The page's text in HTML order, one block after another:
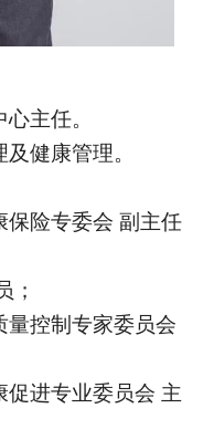
主任。
健康管理。
保险专委会 副主任
；
量控制专家委员会
促进专业委员会 主